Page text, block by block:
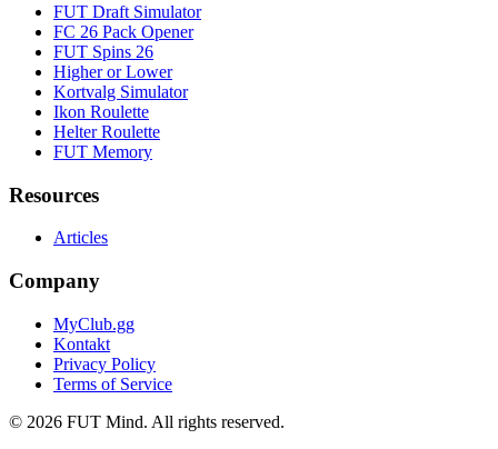
FUT Draft Simulator
FC 26 Pack Opener
FUT Spins 26
Higher or Lower
Kortvalg Simulator
Ikon Roulette
Helter Roulette
FUT Memory
Resources
Articles
Company
MyClub.gg
Kontakt
Privacy Policy
Terms of Service
© 2026 FUT Mind. All rights reserved.